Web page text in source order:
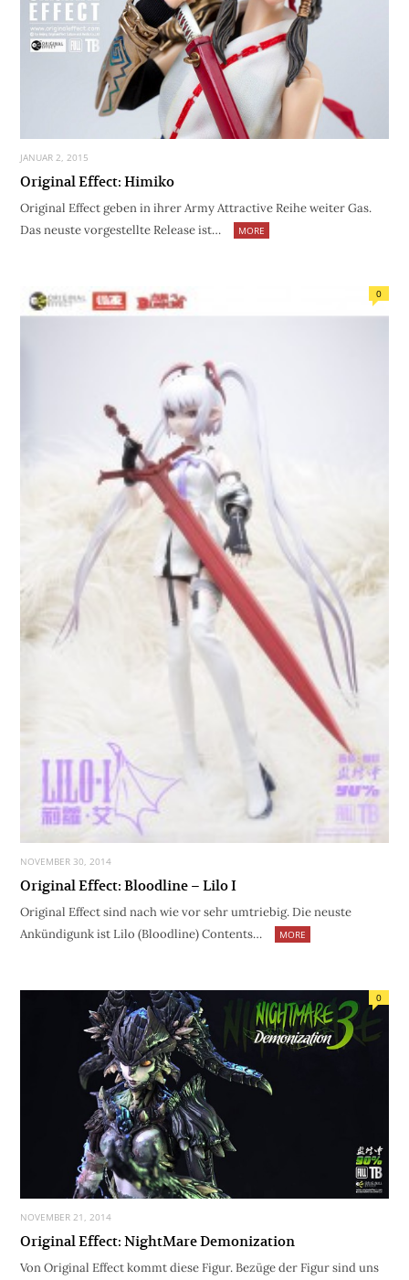
JANUAR 2, 2015
Original Effect: Himiko
Original Effect geben in ihrer Army Attractive Reihe weiter Gas.
Das neuste vorgestellte Release ist…
MORE
NOVEMBER 30, 2014
0
Original Effect: Bloodline – Lilo I
Original Effect sind nach wie vor sehr umtriebig. Die neuste
Ankündigunk ist Lilo (Bloodline) Contents…
MORE
NOVEMBER 21, 2014
0
Original Effect: NightMare Demonization
Von Original Effect kommt diese Figur. Bezüge der Figur sind uns